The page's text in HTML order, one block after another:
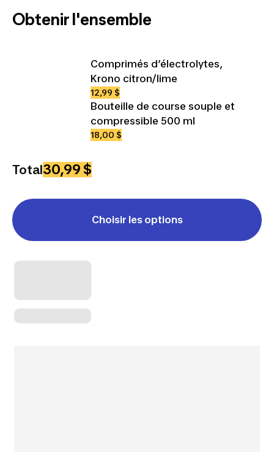
Obtenir l'ensemble
Comprimés d’électrolytes,
Krono citron/lime
12,99 $
Bouteille de course souple et
compressible 500 ml
18,00 $
Total30,99 $
Choisir les options